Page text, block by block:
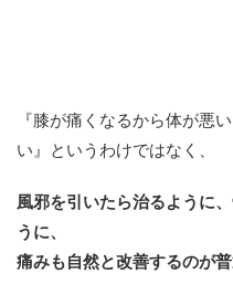
『膝が痛くなるから体が悪
い』というわけではなく、
風邪を引いたら治るように
うに、
痛みも自然と改善するのが普